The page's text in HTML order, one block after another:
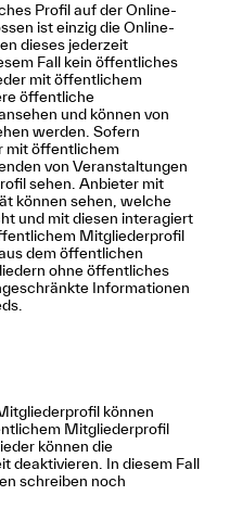
Profil auf der Online-
ist einzig die Online-
dieses jederzeit
Fall kein öffentliches
mit öffentlichem
öffentliche
und können von
werden. Sofern
mit öffentlichem
von Veranstaltungen
sehen. Anbieter mit
können sehen, welche
und mit diesen interagiert
Mitgliederprofil
dem öffentlichen
ohne öffentliches
Informationen
können
Mitgliederprofil
können die
deaktivieren. In diesem Fall
schreiben noch